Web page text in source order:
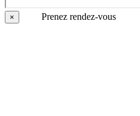
× Prenez rendez-vous